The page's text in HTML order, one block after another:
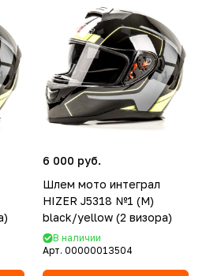
6 000 руб.
Шлем мото интеграл
HIZER J5318 №1 (M)
black/yellow (2 визора)
В наличии
Арт. 00000013504